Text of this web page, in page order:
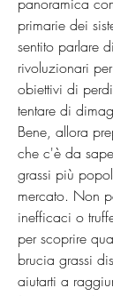
primarie dei
sentito parlare
rivoluzionari
obiettivi di
tentare di
Bene, allora
che c'è da
grassi più
mercato. Non
inefficaci o
per scoprire
brucia grassi
aiutarti a